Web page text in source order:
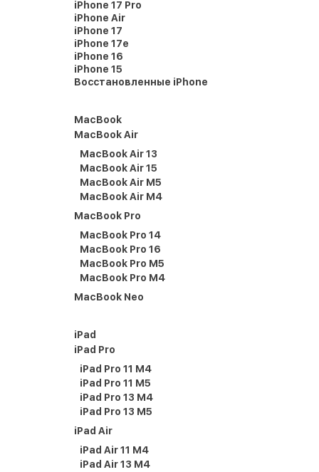
iPhone 17 Pro
iPhone Air
iPhone 17
iPhone 17e
iPhone 16
iPhone 15
Восстановленные iPhone
MacBook
MacBook Air
MacBook Air 13
MacBook Air 15
MacBook Air M5
MacBook Air M4
MacBook Pro
MacBook Pro 14
MacBook Pro 16
MacBook Pro M5
MacBook Pro M4
MacBook Neo
iPad
iPad Pro
iPad Pro 11 M4
iPad Pro 11 M5
iPad Pro 13 M4
iPad Pro 13 M5
iPad Air
iPad Air 11 M4
iPad Air 13 M4